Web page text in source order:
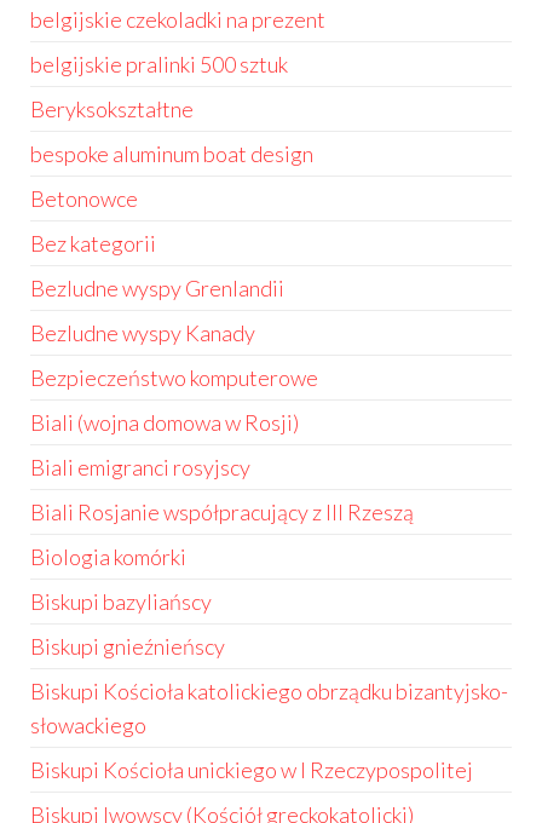
belgijskie czekoladki na prezent
belgijskie pralinki 500 sztuk
Beryksokształtne
bespoke aluminum boat design
Betonowce
Bez kategorii
Bezludne wyspy Grenlandii
Bezludne wyspy Kanady
Bezpieczeństwo komputerowe
Biali (wojna domowa w Rosji)
Biali emigranci rosyjscy
Biali Rosjanie współpracujący z III Rzeszą
Biologia komórki
Biskupi bazyliańscy
Biskupi gnieźnieńscy
Biskupi Kościoła katolickiego obrządku bizantyjsko-
słowackiego
Biskupi Kościoła unickiego w I Rzeczypospolitej
Biskupi lwowscy (Kościół greckokatolicki)